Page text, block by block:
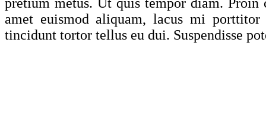
amet euismod aliquam, lacus mi porttitor
tincidunt tortor tellus eu dui. Suspendisse